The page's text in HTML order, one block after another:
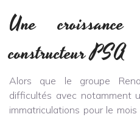
Une
constructeur PSA
Alors que le groupe
difficultés avec notamment
immatriculations pour le